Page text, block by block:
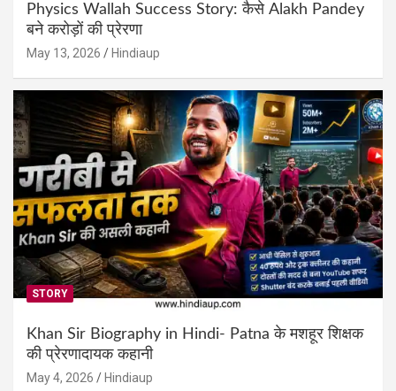
Physics Wallah Success Story: कैसे Alakh Pandey
बने करोड़ों की प्रेरणा
May 13, 2026 Hindiaup
STORY
Khan Sir Biography in Hindi- Patna के मशहूर शिक्षक
की प्रेरणादायक कहानी
May 4, 2026 Hindiaup